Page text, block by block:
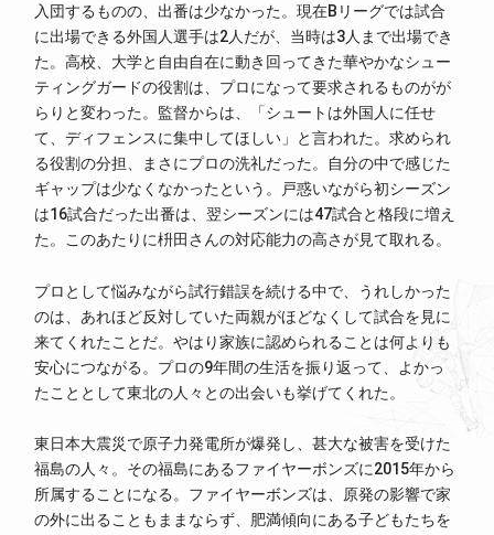
入団するものの、出番は少なかった。現在Bリーグでは試合
に出場できる外国人選手は2人だが、当時は3人まで出場でき
た。高校、大学と自由自在に動き回ってきた華やかなシュー
ティングガードの役割は、プロになって要求されるものがが
らりと変わった。監督からは、「シュートは外国人に任せ
て、ディフェンスに集中してほしい」と言われた。求められ
る役割の分担、まさにプロの洗礼だった。自分の中で感じた
ギャップは少なくなかったという。戸惑いながら初シーズン
は16試合だった出番は、翌シーズンには47試合と格段に増え
た。このあたりに枡田さんの対応能力の高さが見て取れる。
プロとして悩みながら試行錯誤を続ける中で、うれしかった
のは、あれほど反対していた両親がほどなくして試合を見に
来てくれたことだ。やはり家族に認められることは何よりも
安心につながる。プロの9年間の生活を振り返って、よかっ
たこととして東北の人々との出会いも挙げてくれた。
東日本大震災で原子力発電所が爆発し、甚大な被害を受けた
福島の人々。その福島にあるファイヤーボンズに2015年から
所属することになる。ファイヤーボンズは、原発の影響で家
の外に出ることもままならず、肥満傾向にある子どもたちを